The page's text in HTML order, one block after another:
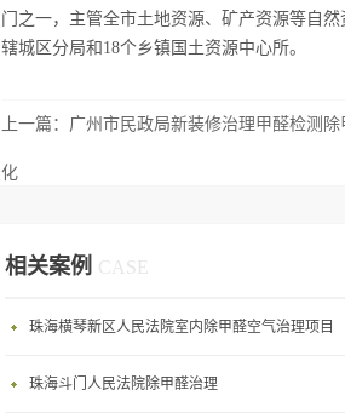
门之一，主管全市土地资源、矿产资源等自
辖城区分局和18个乡镇国土资源中心所。
上一篇： 广州市民政局新装修治理甲醛检测
化
相关案例 CASE
珠海横琴新区人民法院室内除甲醛空气治理项目
珠海斗门人民法院除甲醛治理